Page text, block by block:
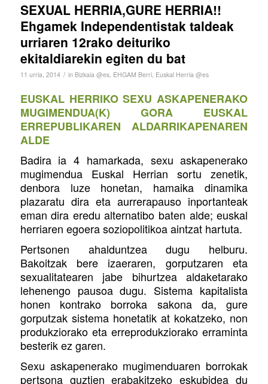
SEXUAL HERRIA,GURE HERRIA!!
Ehgamek Independentistak taldeak
urriaren 12rako deituriko
ekitaldiarekin egiten du bat
11 urria, 2014 / in Bizkaia @es, EHGAM Berri, Euskal Herria @es
EUSKAL HERRIKO SEXU ASKAPENERAKO
MUGIMENDUA(K) GORA EUSKAL
ERREPUBLIKAREN ALDARRIKAPENAREN
ALDE
Badira ia 4 hamarkada, sexu askapenerako
mugimendua Euskal Herrian sortu zenetik,
denbora luze honetan, hamaika dinamika
plazaratu dira eta aurrerapauso inportanteak
eman dira eredu alternatibo baten alde; euskal
herriaren egoera soziopolitikoa aintzat hartuta.
Pertsonen ahalduntzea dugu helburu.
Bakoitzak bere izaeraren, gorputzaren eta
sexualitatearen jabe bihurtzea aldaketarako
lehenengo pausoa dugu. Sistema kapitalista
honen kontrako borroka sakona da, gure
gorputzak sistema honetatik at kokatzeko, non
produkziorako eta erreprodukziorako erraminta
besterik ez garen.
Sexu askapenerako mugimenduaren borrokak
pertsona guztien erabakitzeko eskubidea du